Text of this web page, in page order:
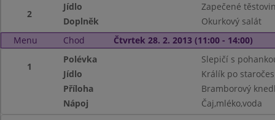
2
Jídlo
Zapečené
Doplněk
Okurkový salát
Menu
Chod Čtvrtek 28. 2. 2013 (11:00 - 14:00)
1
Polévka
Slepičí s
Jídlo
Králík po
Příloha
Bramborový
Nápoj
Čaj,mléko,voda